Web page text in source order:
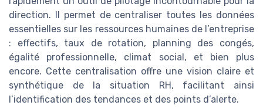
direction. Il permet de centraliser toutes les données
essentielles sur les ressources humaines de l’entreprise
: effectifs, taux de rotation, planning des congés,
égalité professionnelle, climat social, et bien plus
encore. Cette centralisation offre une vision claire et
synthétique de la situation RH, facilitant ainsi
l’identification des tendances et des points d’alerte.